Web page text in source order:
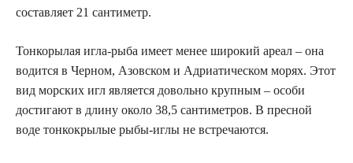
составляет 21 сантиметр.
Тонкорылая игла-рыба имеет менее широкий ареал – она
водится в Черном, Азовском и Адриатическом морях. Этот
вид морских игл является довольно крупным – особи
достигают в длину около 38,5 сантиметров. В пресной
воде тонкокрылые рыбы-иглы не встречаются.